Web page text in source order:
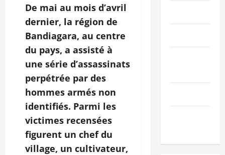
De mai au mois d’avril
dernier, la région de
Bandiagara, au centre
du pays, a assisté à
une série d’assassinats
perpétrée par des
hommes armés non
identifiés. Parmi les
victimes recensées
figurent un chef du
village, un cultivateur,